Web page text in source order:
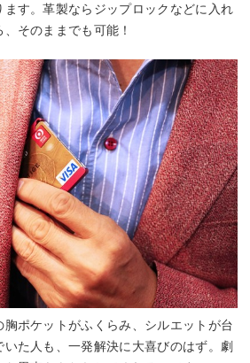
す。革製ならジップロックなどに入れ
そのままでも可能！
ポケットがふくらみ、シルエットが台
た人も、一発解決に大喜びのはず。劇